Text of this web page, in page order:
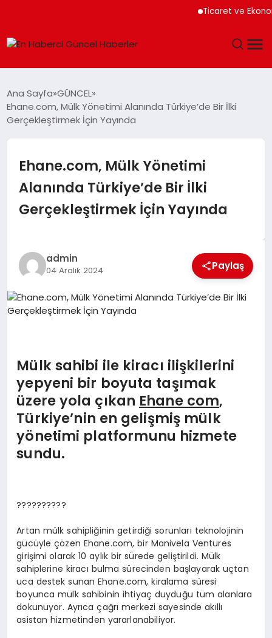
Ticaret ve
SPOR
MAGAZIN
EKONOMI
EĞITIM
Ana Sayfa GÜNCEL
Ehane.com, Mülk Yönetimi Alanında Türkiye’de Bir İlki
Gerçekleştirmek İçin Yayında
Ehane.com, Mülk Yönetimi
Alanında Türkiye’de Bir İlki
Gerçekleştirmek İçin Yayında
admin
04 Aralık 2024 Paylaş
Mülk sahibi ile kiracı ilişkilerini
yepyeni bir boyuta taşımak
üzere yola çıkan Ehane com,
Türkiye’nin en gelişmiş mülk
yönetimi platformunu hizmete
sundu.
??????????
Artan mülk sahipliğinin getirdiği sorunları teknolojinin
gücüyle çözen Ehane.com, bir Manivela Ventures
girişimi olarak 10 aylık bir sürede geliştirildi. Mülk
sahiplerine kiracı bulma sürecinden başlayarak uçtan
uca destek sunan Ehane.com, kiralama süresi
boyunca mülk sahibinin ihtiyaç duyduğu tüm alanlara
dokunuyor. Ayrıca çağrı merkezi sayesinde akıllı
asistan hizmetinden yararlanabiliyor.